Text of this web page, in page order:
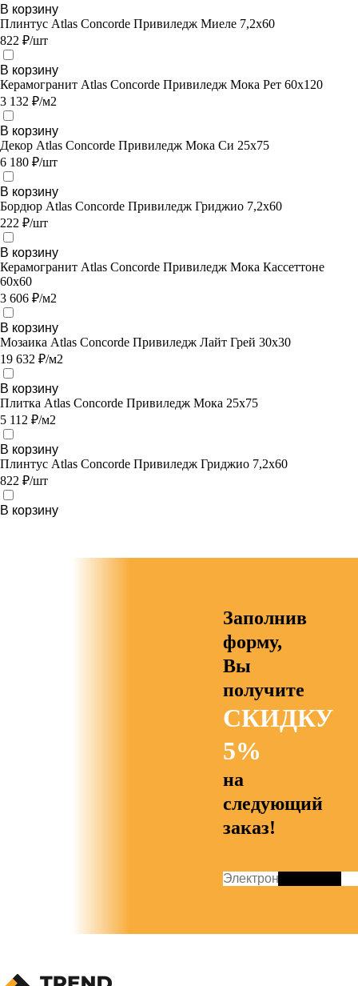
В корзину
Плинтус Atlas Concorde Привиледж Миеле 7,2х60
822 ₽/шт
В корзину
Керамогранит Atlas Concorde Привиледж Мока Рет 60х120
3 132 ₽/м2
В корзину
Декор Atlas Concorde Привиледж Мока Си 25х75
6 180 ₽/шт
В корзину
Бордюр Atlas Concorde Привиледж Гриджио 7,2х60
222 ₽/шт
В корзину
Керамогранит Atlas Concorde Привиледж Мока Кассеттоне
60х60
3 606 ₽/м2
В корзину
Мозаика Atlas Concorde Привиледж Лайт Грей 30х30
19 632 ₽/м2
В корзину
Плитка Atlas Concorde Привиледж Мока 25х75
5 112 ₽/м2
В корзину
Плинтус Atlas Concorde Привиледж Гриджио 7,2х60
822 ₽/шт
В корзину
Заполнив
форму,
Вы
получите
СКИДКУ
5%
на
следующий
заказ!